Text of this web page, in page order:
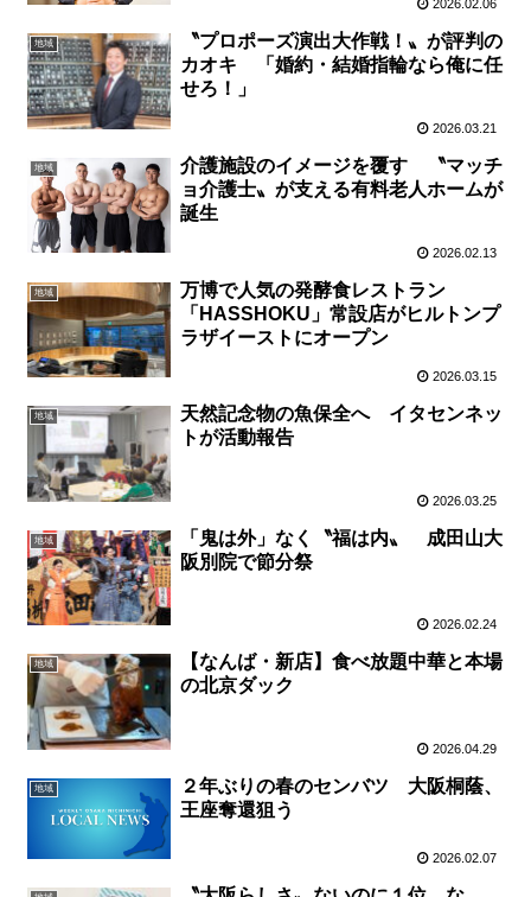
2026.02.06
地域
〝プロポーズ演出大作戦！〟が評判の
カオキ 「婚約・結婚指輪なら俺に任
せろ！」
2026.03.21
地域
介護施設のイメージを覆す 〝マッチ
ョ介護士〟が支える有料老人ホームが
誕生
2026.02.13
地域
万博で人気の発酵食レストラン
「HASSHOKU」常設店がヒルトンプ
ラザイーストにオープン
2026.03.15
地域
天然記念物の魚保全へ イタセンネッ
トが活動報告
2026.03.25
地域
「鬼は外」なく〝福は内〟 成田山大
阪別院で節分祭
2026.02.24
地域
【なんば・新店】食べ放題中華と本場
の北京ダック
2026.04.29
地域
２年ぶりの春のセンバツ 大阪桐蔭、
王座奪還狙う
2026.02.07